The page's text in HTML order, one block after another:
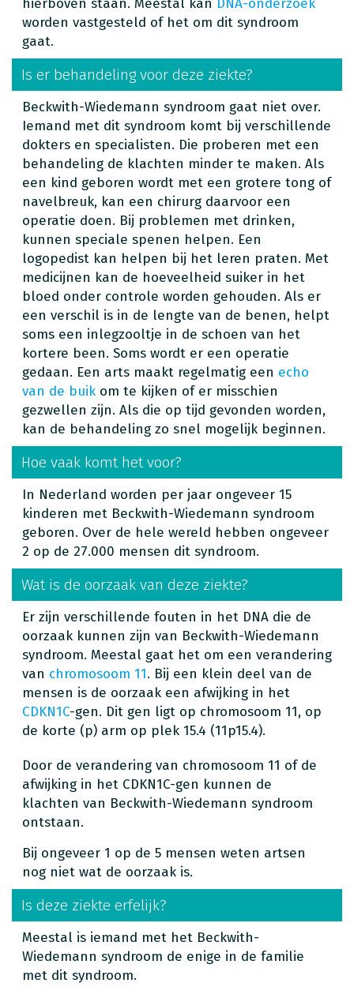
worden vastgesteld of het om dit syndroom
gaat.
Is er behandeling voor deze ziekte?
Beckwith-Wiedemann syndroom gaat niet over.
Iemand met dit syndroom komt bij verschillende
dokters en specialisten. Die proberen met een
behandeling de klachten minder te maken. Als
een kind geboren wordt met een grotere tong of
navelbreuk, kan een chirurg daarvoor een
operatie doen. Bij problemen met drinken,
kunnen speciale spenen helpen. Een
logopedist kan helpen bij het leren praten. Met
medicijnen kan de hoeveelheid suiker in het
bloed onder controle worden gehouden. Als er
een verschil is in de lengte van de benen, helpt
soms een inlegzooltje in de schoen van het
kortere been. Soms wordt er een operatie
gedaan. Een arts maakt regelmatig een echo
van de buik om te kijken of er misschien
gezwellen zijn. Als die op tijd gevonden worden,
kan de behandeling zo snel mogelijk beginnen.
Hoe vaak komt het voor?
In Nederland worden per jaar ongeveer 15
kinderen met Beckwith-Wiedemann syndroom
geboren. Over de hele wereld hebben ongeveer
2 op de 27.000 mensen dit syndroom.
Wat is de oorzaak van deze ziekte?
Er zijn verschillende fouten in het DNA die de
oorzaak kunnen zijn van Beckwith-Wiedemann
syndroom. Meestal gaat het om een verandering
van chromosoom 11. Bij een klein deel van de
mensen is de oorzaak een afwijking in het
CDKN1C-gen. Dit gen ligt op chromosoom 11, op
de korte (p) arm op plek 15.4 (11p15.4).
Door de verandering van chromosoom 11 of de
afwijking in het CDKN1C-gen kunnen de
klachten van Beckwith-Wiedemann syndroom
ontstaan.
Bij ongeveer 1 op de 5 mensen weten artsen
nog niet wat de oorzaak is.
Is deze ziekte erfelijk?
Meestal is iemand met het Beckwith-
Wiedemann syndroom de enige in de familie
met dit syndroom.